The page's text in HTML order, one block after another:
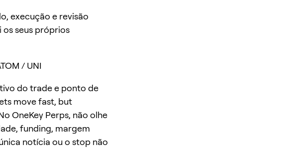
execução e revisão
seus próprios
/ UNI
do trade e ponto de
move fast, but
OneKey Perps, não olhe
funding, margem
notícia ou o stop não